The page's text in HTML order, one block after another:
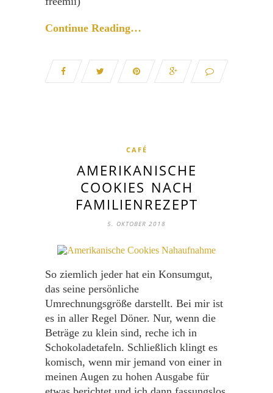
Continue Reading…
CAFÉ
AMERIKANISCHE
COOKIES NACH
FAMILIENREZEPT
5. OKTOBER 2018
So ziemlich jeder hat ein Konsumgut,
das seine persönliche
Umrechnungsgröße darstellt. Bei mir ist
es in aller Regel Döner. Nur, wenn die
Beträge zu klein sind, reche ich in
Schokoladetafeln. Schließlich klingt es
komisch, wenn mir jemand von einer in
meinen Augen zu hohen Ausgabe für